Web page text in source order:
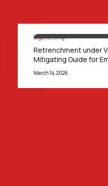
Legal Briefing
Retrenchment under
Mitigating Guide for
March 14, 2026